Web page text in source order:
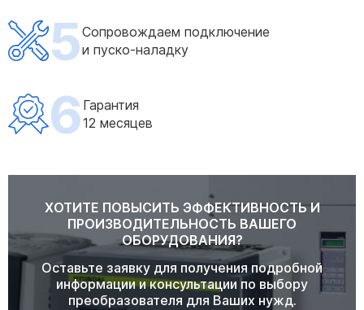
5Сопровождаем подключение
и пуско-наладку
6 Гарантия
12 месяцев
ХОТИТЕ ПОВЫСИТЬ ЭФФЕКТИВНОСТЬ И
ПРОИЗВОДИТЕЛЬНОСТЬ ВАШЕГО
ОБОРУДОВАНИЯ?
Оставьте заявку для получения подробной
информации и консультации по выбору
преобразователя для Ваших нужд.